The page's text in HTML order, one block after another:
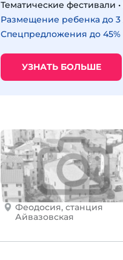
Тематические фестивали
Размещение ребенка до 3
Спецпредложения до 45%
УЗНАТЬ БОЛЬШЕ
Феодосия, станция
Айвазовская